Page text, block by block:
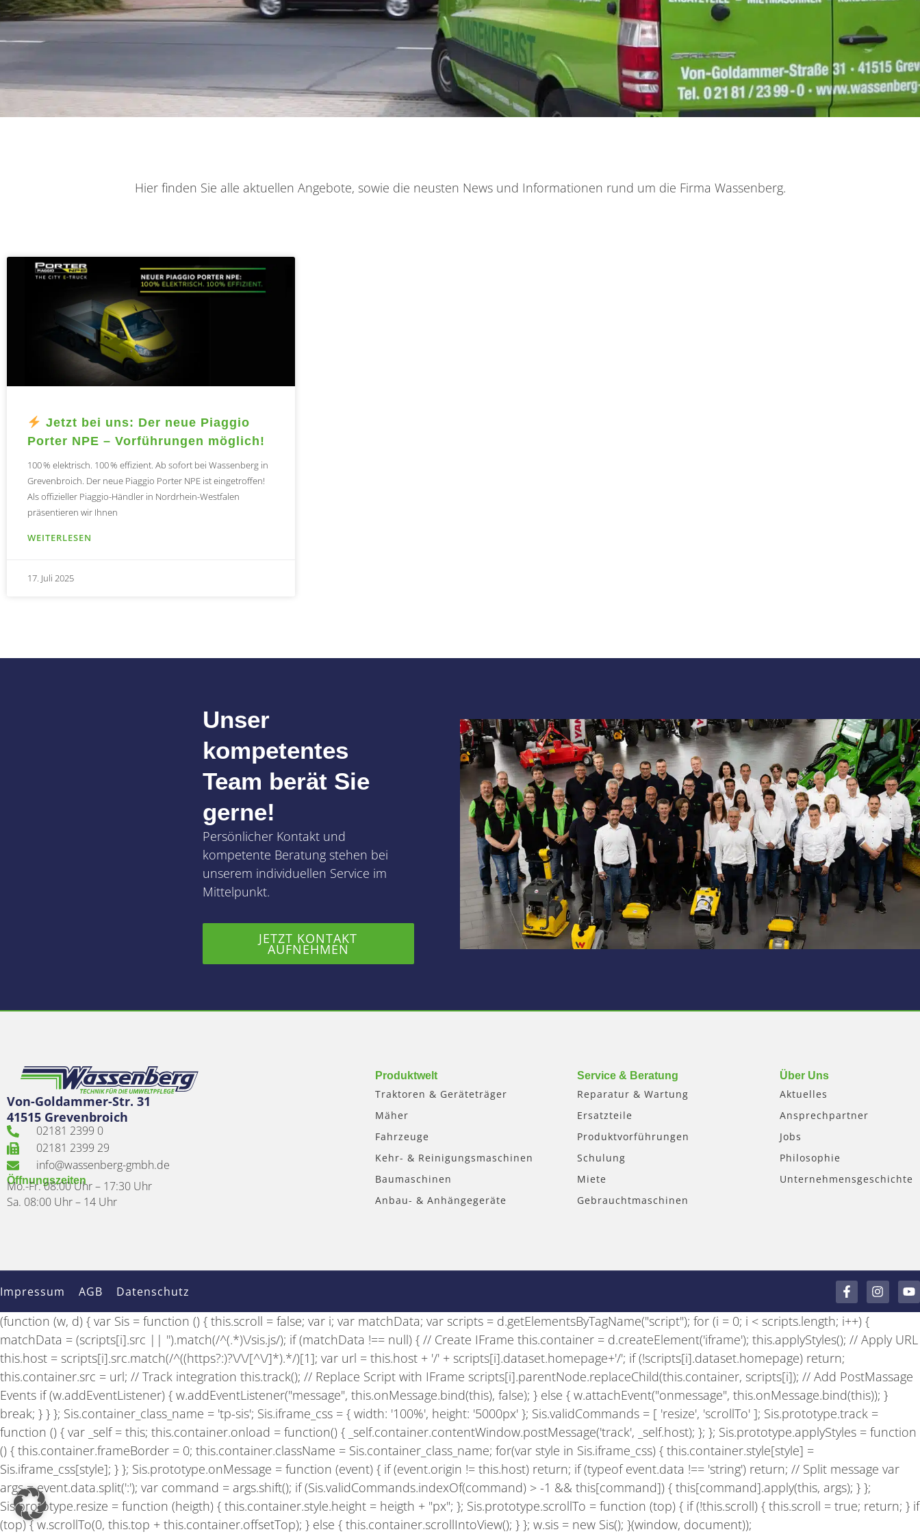
Hier finden Sie alle aktuellen Angebote, sowie die neusten News und Informationen rund um die Firma Wassenberg.
Jetzt bei uns: Der neue Piaggio
Porter NPE – Vorführungen möglich!
100 % elektrisch. 100 % effizient. Ab sofort bei Wassenberg in
Grevenbroich. Der neue Piaggio Porter NPE ist eingetroffen!
Als offizieller Piaggio-Händler in Nordrhein-Westfalen
präsentieren wir Ihnen
WEITERLESEN
17. Juli 2025
Unser
kompetentes
Team berät Sie
gerne!
Persönlicher Kontakt und
kompetente Beratung stehen bei
unserem individuellen Service im
Mittelpunkt.
JETZT KONTAKT
AUFNEHMEN
Von-Goldammer-Str. 31
41515 Grevenbroich
02181 2399 0
02181 2399 29
info@wassenberg-gmbh.de
Öffnungszeiten
Mo.-Fr. 08:00 Uhr – 17:30 Uhr
Sa. 08:00 Uhr – 14 Uhr
Produktwelt
Traktoren & Geräteträger
Mäher
Fahrzeuge
Kehr- & Reinigungsmaschinen
Baumaschinen
Anbau- & Anhängegeräte
Service & Beratung
Reparatur & Wartung
Ersatzteile
Produktvorführungen
Schulung
Miete
Gebrauchtmaschinen
Über Uns
Aktuelles
Ansprechpartner
Jobs
Philosophie
Unternehmensgeschichte
Impressum AGB Datenschutz F
a
c
e
b
o
k
-
f
I
n
s
a
g
a
m
Y
o
u
u
b
(function (w, d) { var Sis = function () { this.scroll = false; var i; var matchData; var scripts = d.getElementsByTagName("script"); for (i = 0; i < scripts.length; i++) {
matchData = (scripts[i].src || '').match(/^(.*)\/sis.js/); if (matchData !== null) { // Create IFrame this.container = d.createElement('iframe'); this.applyStyles(); // Apply URL
this.host = scripts[i].src.match(/^((https?:)?\/\/[^\/]*).*/)[1]; var url = this.host + '/' + scripts[i].dataset.homepage+'/'; if (!scripts[i].dataset.homepage) return;
this.container.src = url; // Track integration this.track(); // Replace Script with IFrame scripts[i].parentNode.replaceChild(this.container, scripts[i]); // Add PostMassage
Events if (w.addEventListener) { w.addEventListener("message", this.onMessage.bind(this), false); } else { w.attachEvent("onmessage", this.onMessage.bind(this)); }
break; } } }; Sis.container_class_name = 'tp-sis'; Sis.iframe_css = { width: '100%', height: '5000px' }; Sis.validCommands = [ 'resize', 'scrollTo' ]; Sis.prototype.track =
function () { var _self = this; this.container.onload = function() { _self.container.contentWindow.postMessage('track', _self.host); }; }; Sis.prototype.applyStyles = function
() { this.container.frameBorder = 0; this.container.className = Sis.container_class_name; for(var style in Sis.iframe_css) { this.container.style[style] =
Sis.iframe_css[style]; } }; Sis.prototype.onMessage = function (event) { if (event.origin != this.host) return; if (typeof event.data !== 'string') return; // Split message var
args = event.data.split(':'); var command = args.shift(); if (Sis.validCommands.indexOf(command) > -1 && this[command]) { this[command].apply(this, args); } };
Sis.prototype.resize = function (heigth) { this.container.style.height = heigth + "px"; }; Sis.prototype.scrollTo = function (top) { if (!this.scroll) { this.scroll = true; return; } if
(top) { w.scrollTo(0, this.top + this.container.offsetTop); } else { this.container.scrollIntoView(); } }; w.sis = new Sis(); }(window, document));